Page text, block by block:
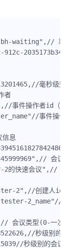
waiting",// 事
毫秒级别
者
事件操作者id（
事件操作
息
会议
快速会议",// 会
2",//创建人id
2_name"//创
议类型(0-一次
秒级别的会
秒级别的会议